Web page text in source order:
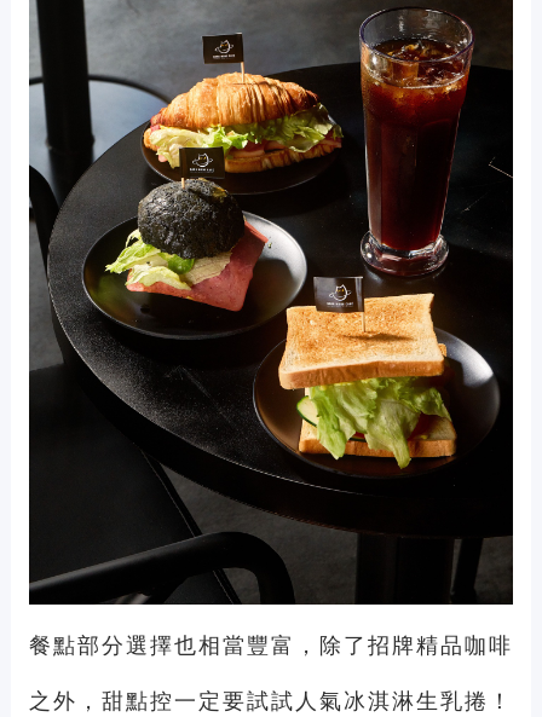
餐點部分選擇也相當豐富，除了招牌精品咖啡
之外，甜點控一定要試試人氣冰淇淋生乳捲！